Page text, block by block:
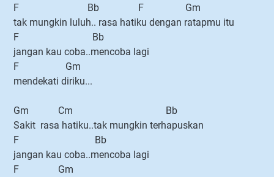
F Bb F Gm
tak mungkin luluh.. rasa hatiku dengan ratapmu itu
F Bb
jangan kau coba..mencoba lagi
F Gm
mendekati diriku...
Gm Cm Bb
Sakit rasa hatiku..tak mungkin terhapuskan
F Bb
jangan kau coba..mencoba lagi
F Gm